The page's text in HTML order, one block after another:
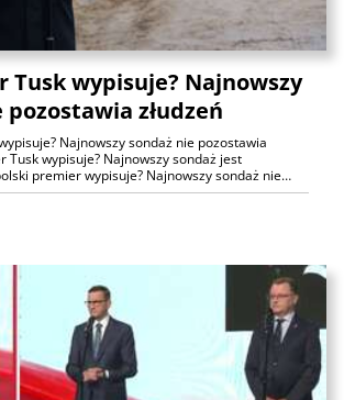
Tusk wypisuje? Najnowszy
pozostawia złudzeń
Najnowszy sondaż nie pozostawia
Tusk wypisuje? Najnowszy sondaż jest
premier wypisuje? Najnowszy sondaż nie…